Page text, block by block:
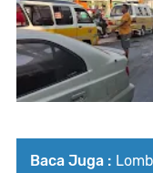
Baca Juga :